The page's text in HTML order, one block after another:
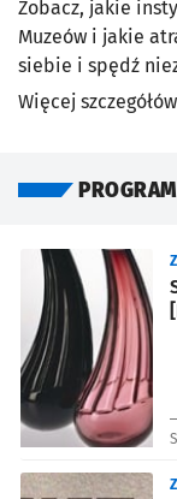
Zobacz, jakie
Muzeów i jakie
siebie i spędź
Więcej